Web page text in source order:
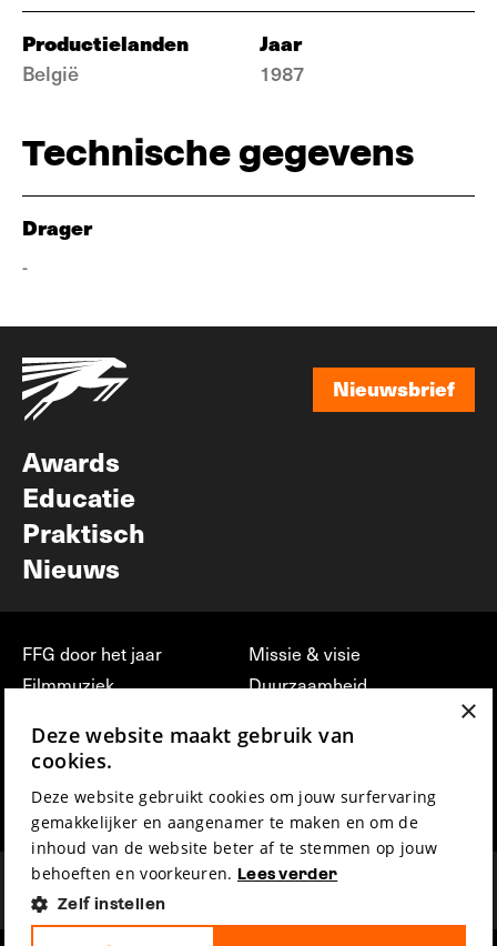
Productielanden
België
Jaar
1987
Technische gegevens
Drager
-
Nieuwsbrief
Awards
Educatie
Praktisch
Nieuws
FFG door het jaar
Filmmuziek
Press & Industry
Film Fest Friends
Missie & visie
Duurzaamheid
vrijwilligerswerk bij FFG
Privacy & Disclaimer
×
Deze website maakt gebruik van
cookies.
Deze website gebruikt cookies om jouw surfervaring
gemakkelijker en aangenamer te maken en om de
inhoud van de website beter af te stemmen op jouw
behoeften en voorkeuren. Lees verder
Zelf instellen